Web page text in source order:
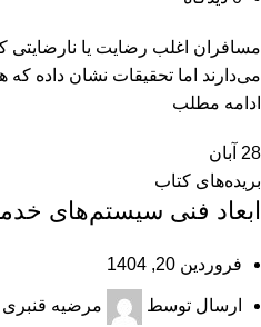
مسافران اغلب رضایت یا نارضایتی
می‌دارند اما تحقیقات نشان داده که
ادامه مطلب
28 آبان
بریده‌های کتاب
ابعاد فنی سیستم‌های
فروردین 20, 1404
ارسال توسط مرضیه قنبری